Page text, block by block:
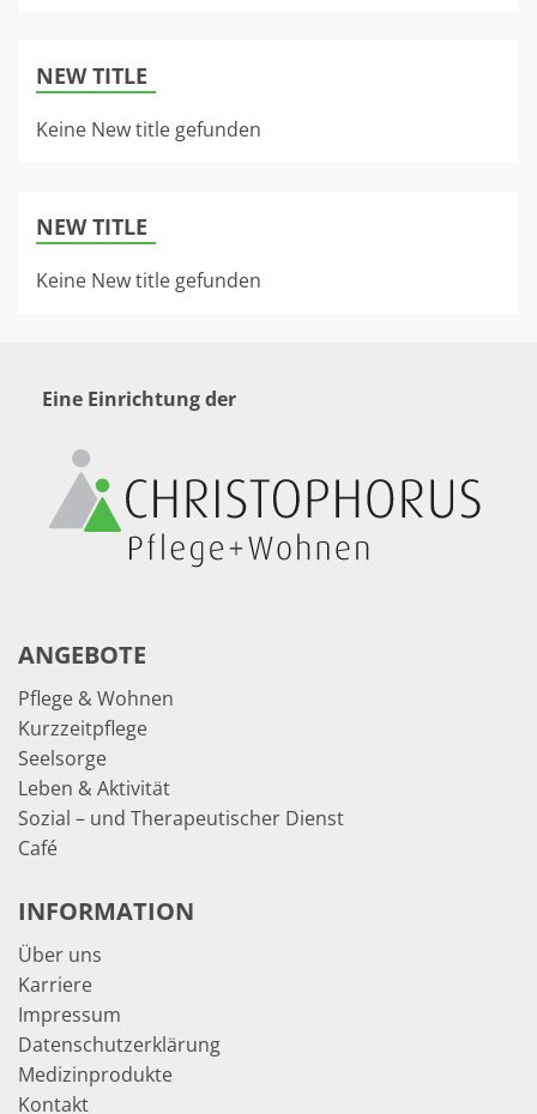
NEW TITLE
Keine New title gefunden
NEW TITLE
Keine New title gefunden
Eine Einrichtung der
ANGEBOTE
Pflege & Wohnen
Kurzzeitpflege
Seelsorge
Leben & Aktivität
Sozial – und Therapeutischer Dienst
Café
INFORMATION
Über uns
Karriere
Impressum
Datenschutzerklärung
Medizinprodukte
Kontakt